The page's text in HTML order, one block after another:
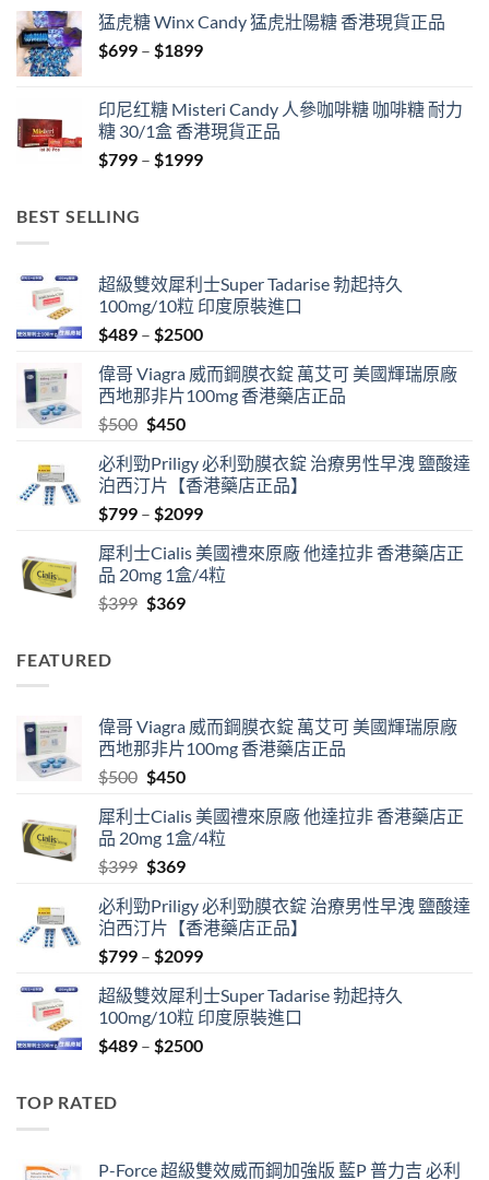
through
$1849
猛虎糖 Winx Candy 猛虎壯陽糖 香港現貨正品
$699 – $1899Price
through
$1899
印尼红糖 Misteri Candy 人參咖啡糖 咖啡糖 耐力
糖 30/1盒 香港現貨正品
$799 – $1999Price
BEST SELLING
超級雙效犀利士Super Tadarise 勃起持久
100mg/10粒 印度原裝進口
$489 – $2500Price
$489
through
偉哥 Viagra 威而鋼膜衣錠 萬艾可 美國輝瑞原廠
西地那非片100mg 香港藥店正品
$500 Original
was:
$500.
$450Current
is:
$450.
必利勁Priligy 必利勁膜衣錠 治療男性早洩 鹽酸達
泊西汀片【香港藥店正品】
$799 – $2099Price
$799
through
犀利士Cialis 美國禮來原廠 他達拉非 香港藥店正
品 20mg 1盒/4粒
$399 Original
$369Current
FEATURED
偉哥 Viagra 威而鋼膜衣錠 萬艾可 美國輝瑞原廠
西地那非片100mg 香港藥店正品
$500 Original
was:
$500.
$450Current
is:
$450.
犀利士Cialis 美國禮來原廠 他達拉非 香港藥店正
品 20mg 1盒/4粒
$399 Original
was:
$399.
$369Current
is:
$369.
必利勁Priligy 必利勁膜衣錠 治療男性早洩 鹽酸達
泊西汀片【香港藥店正品】
$799 – $2099Price
$799
through
$2099
超級雙效犀利士Super Tadarise 勃起持久
100mg/10粒 印度原裝進口
$489 – $2500Price
TOP RATED
P-Force 超級雙效威而鋼加強版 藍P 普力吉 必利